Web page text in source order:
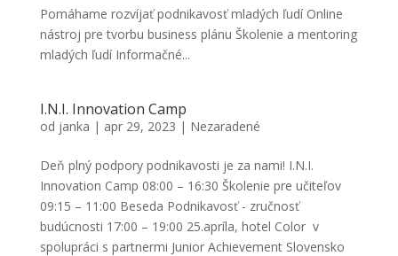
Pomáhame rozvíjať podnikavosť mladých ľudí Online
nástroj pre tvorbu business plánu Školenie a mentoring
mladých ľudí Informačné...
I.N.I. Innovation Camp
od janka | apr 29, 2023 | Nezaradené
Deň plný podpory podnikavosti je za nami! I.N.I.
Innovation Camp 08:00 – 16:30 Školenie pre učiteľov
09:15 – 11:00 Beseda Podnikavosť - zručnosť
budúcnosti 17:00 – 19:00 25.apríla, hotel Color v
spolupráci s partnermi Junior Achievement Slovensko